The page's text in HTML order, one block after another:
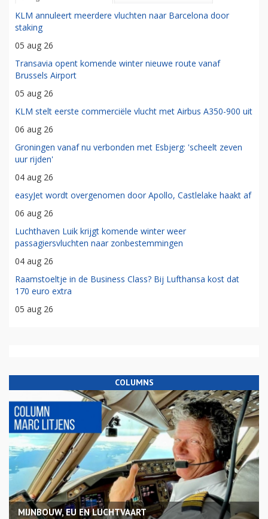
KLM annuleert meerdere vluchten naar Barcelona door
staking
05 aug 26
Transavia opent komende winter nieuwe route vanaf
Brussels Airport
05 aug 26
KLM stelt eerste commerciële vlucht met Airbus A350-900 uit
06 aug 26
Groningen vanaf nu verbonden met Esbjerg: 'scheelt zeven
uur rijden'
04 aug 26
easyJet wordt overgenomen door Apollo, Castlelake haakt af
06 aug 26
Luchthaven Luik krijgt komende winter weer
passagiersvluchten naar zonbestemmingen
04 aug 26
Raamstoeltje in de Business Class? Bij Lufthansa kost dat
170 euro extra
05 aug 26
COLUMNS
MIJNBOUW, EU EN LUCHTVAART